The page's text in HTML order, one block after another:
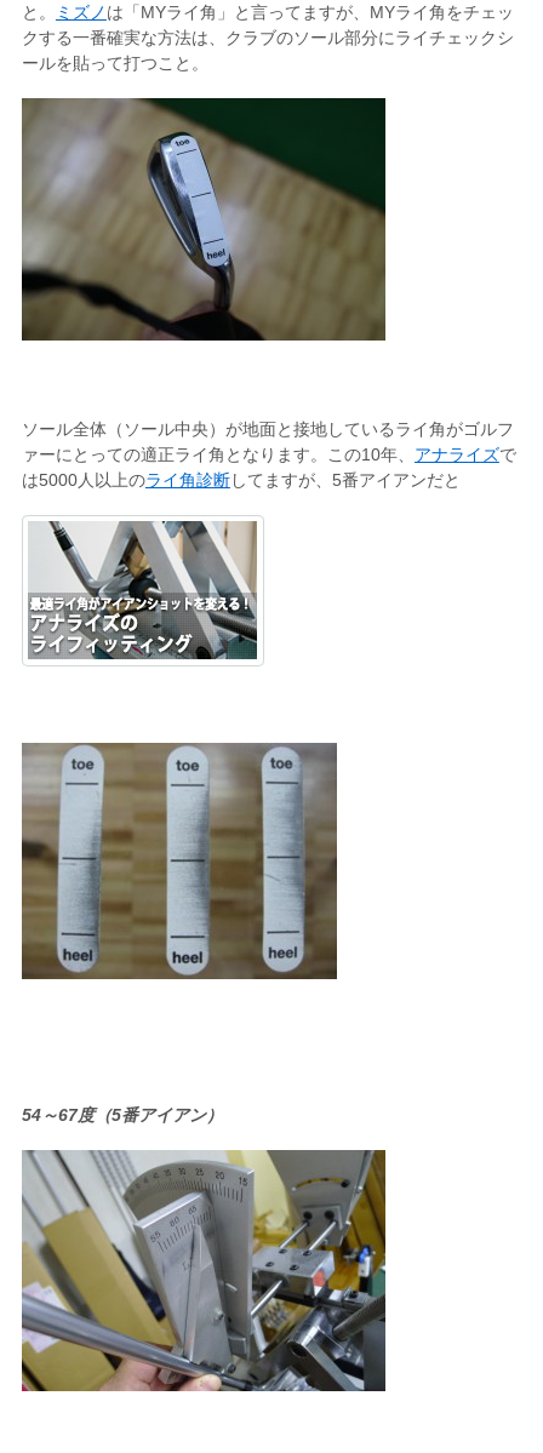
と。
ミズノ は「MYライ角」と言ってますが、MYライ角をチェッ
クする一番確実な方法は、クラブのソール部分にライチェックシ
ールを貼って打つこと。
ソール全体（ソール中央）が地面と接地しているライ角がゴルフ
ァーにとっての適正ライ角となります。この10年、 アナライズで
は5000人以上のライ角診断してますが、5番アイアンだと
54～67度（5番アイアン）